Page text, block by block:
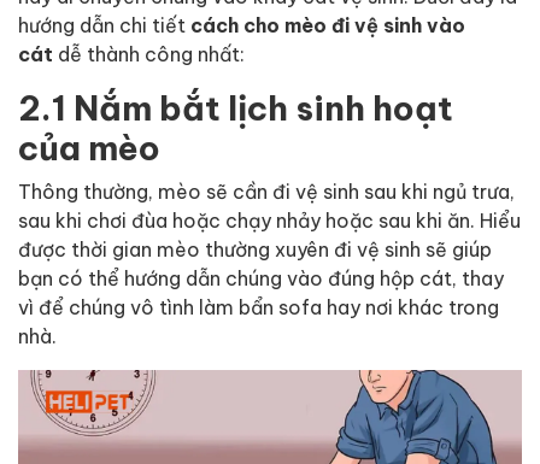
hướng dẫn chi tiết cách cho mèo đi vệ sinh vào
cát dễ thành công nhất:
2.1 Nắm bắt lịch sinh hoạt
của mèo
Thông thường, mèo sẽ cần đi vệ sinh sau khi ngủ trưa,
sau khi chơi đùa hoặc chạy nhảy hoặc sau khi ăn. Hiểu
được thời gian mèo thường xuyên đi vệ sinh sẽ giúp
bạn có thể hướng dẫn chúng vào đúng hộp cát, thay
vì để chúng vô tình làm bẩn sofa hay nơi khác trong
nhà.